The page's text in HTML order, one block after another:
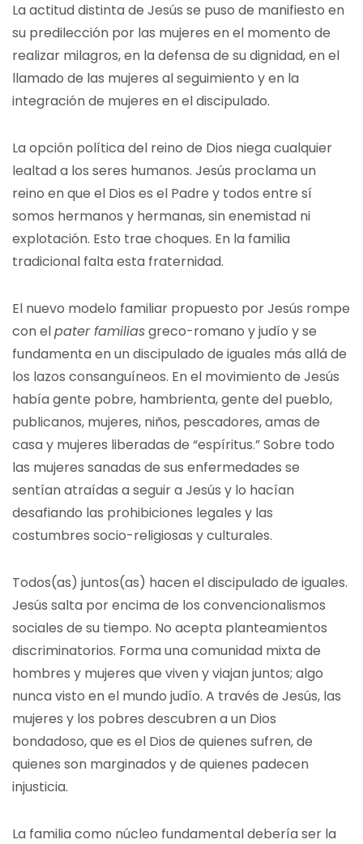
La actitud distinta de Jesús se puso de manifiesto en
su predilección por las mujeres en el momento de
realizar milagros, en la defensa de su dignidad, en el
llamado de las mujeres al seguimiento y en la
integración de mujeres en el discipulado.
La opción política del reino de Dios niega cualquier
lealtad a los seres humanos. Jesús proclama un
reino en que el Dios es el Padre y todos entre sí
somos hermanos y hermanas, sin enemistad ni
explotación. Esto trae choques. En la familia
tradicional falta esta fraternidad.
El nuevo modelo familiar propuesto por Jesús rompe
con elpater familiasgreco-romano y judío y se
fundamenta en un discipulado de iguales más allá de
los lazos consanguíneos. En el movimiento de Jesús
había gente pobre, hambrienta, gente del pueblo,
publicanos, mujeres, niños, pescadores, amas de
casa y mujeres liberadas de “espíritus.” Sobre todo
las mujeres sanadas de sus enfermedades se
sentían atraídas a seguir a Jesús y lo hacían
desafiando las prohibiciones legales y las
costumbres socio-religiosas y culturales.
Todos(as) juntos(as) hacen el discipulado de iguales.
Jesús salta por encima de los convencionalismos
sociales de su tiempo. No acepta planteamientos
discriminatorios. Forma una comunidad mixta de
hombres y mujeres que viven y viajan juntos; algo
nunca visto en el mundo judío. A través de Jesús, las
mujeres y los pobres descubren a un Dios
bondadoso, que es el Dios de quienes sufren, de
quienes son marginados y de quienes padecen
injusticia.
La familia como núcleo fundamental debería ser la